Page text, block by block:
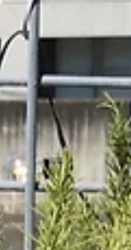
さいたま市
作業金額￥１6，０